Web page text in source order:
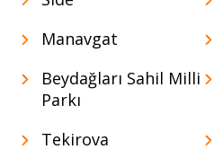
Manavgat
Beydağları Sahil Milli
Parkı
Tekirova